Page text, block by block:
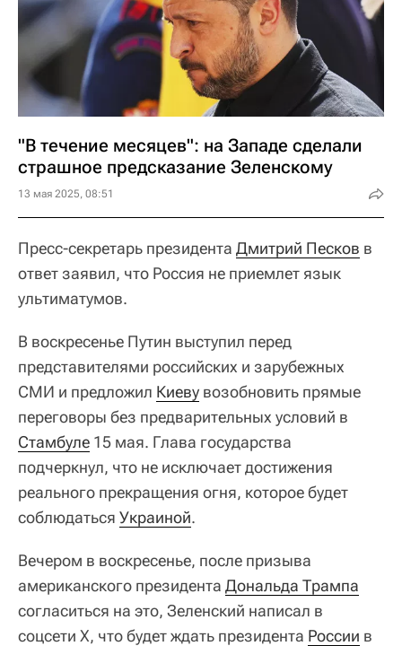
"В течение месяцев": на Западе сделали
страшное предсказание Зеленскому
13 мая 2025, 08:51
Пресс-секретарь президента Дмитрий Песков в
ответ заявил, что Россия не приемлет язык
ультиматумов.
В воскресенье Путин выступил перед
представителями российских и зарубежных
СМИ и предложил Киеву возобновить прямые
переговоры без предварительных условий в
Стамбуле 15 мая. Глава государства
подчеркнул, что не исключает достижения
реального прекращения огня, которое будет
соблюдаться Украиной.
Вечером в воскресенье, после призыва
американского президента Дональда Трампа
согласиться на это, Зеленский написал в
соцсети X, что будет ждать президента России в